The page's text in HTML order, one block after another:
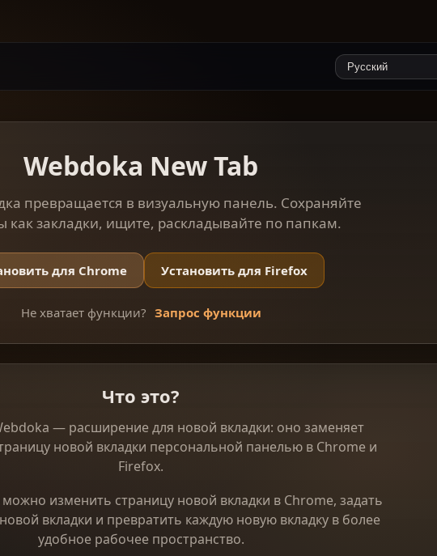
Webdoka New Tab
превращается в визуальную панель. Сохраняйте
как закладки, ищите, раскладывайте по папкам.
для Chrome Установить для Firefox
Не хватает функции? Запрос функции
Что это?
— расширение для новой вкладки: оно заменяет
новой вкладки персональной панелью в Chrome и
Firefox.
изменить страницу новой вкладки в Chrome, задать
вкладки и превратить каждую новую вкладку в более
удобное рабочее пространство.